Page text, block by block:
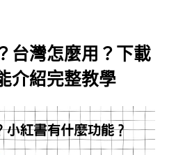
台灣怎麼用？下載
介紹完整教學